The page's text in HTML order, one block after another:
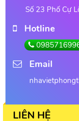
Số 23 Phố Cự
Hotline
Email
LIÊN HỆ